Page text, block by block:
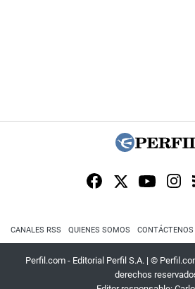
CANALES RSS QUIENES SOMOS CONTÁCTENOS
Perfil.com - Editorial Perfil S.A. | ©
derechos